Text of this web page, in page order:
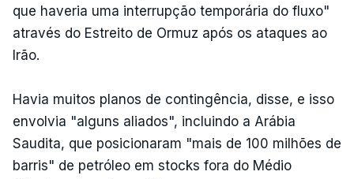
que haveria uma interrupção temporária do fluxo"
através do Estreito de Ormuz após os ataques ao
Irão.
Havia muitos planos de contingência, disse, e isso
envolvia "alguns aliados", incluindo a Arábia
Saudita, que posicionaram "mais de 100 milhões de
barris" de petróleo em stocks fora do Médio